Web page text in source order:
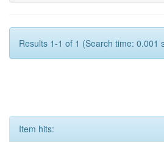
Results 1-1 of 1 (Search time: 0.001
Item hits: